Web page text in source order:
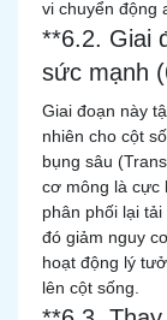
vi chuyển động
**6.2. Giai
sức mạnh
Giai đoạn này
nhiên cho cột
bụng sâu
cơ mông là cực
phân phối lại
đó giảm nguy
hoạt động lý
lên cột sống.